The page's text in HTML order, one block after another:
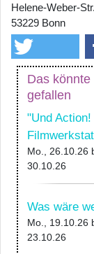
Helene-Weber-
53229 Bonn
Das könnte
gefallen
"Und
Mo., 26.10.26
30.10.26
Was wäre
Mo., 19.10.26
23.10.26